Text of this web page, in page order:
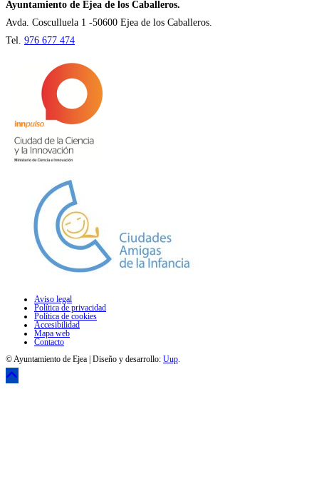
nueva
pestaña
Ayuntamiento de Ejea de los Caballeros.
Avda. Cosculluela 1 -50600 Ejea de los Caballeros.
Tel. 976 677 474
Aviso legal
Política de privacidad
Política de cookies
Accesibilidad
Mapa web
Contacto
© Ayuntamiento de Ejea | Diseño y desarrollo: Uup.